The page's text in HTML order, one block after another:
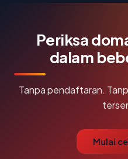
Periksa
dalam
Tanpa pendaftaran.
Mulai